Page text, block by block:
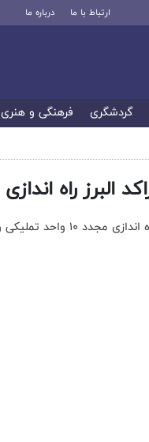
ارتباط با ما درباره ما
گردشگری فرهنگی و هنری